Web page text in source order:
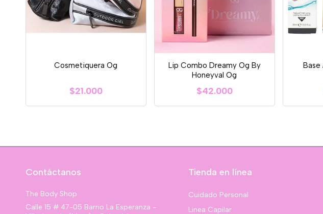
Cosmetiquera Og
$21.000
Lip Combo Dreamy Og By
Honeyval Og
$42.000
Base
Contáctanos
The Body Shop
Calle 15 # 47-05 Barrio La Esperanza -
Tienda en línea
Cuidado Personal
Linea Capilar